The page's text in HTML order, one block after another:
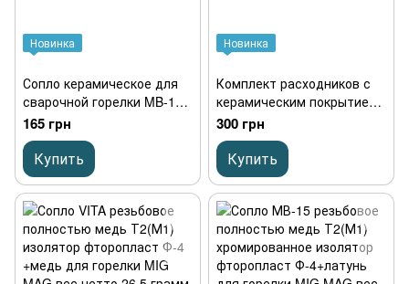
Новинка
Сопло керамическое для
сварочной горелки MB-15
(MIG/MAG)
165 грн
Купить
Новинка
Комплект расходников с
керамическим покрытием
MIG/MAG MB-15 (1 сопло +
1 распылитель газа + 4
наконечников 0,8 мм.)
300 грн
Купить